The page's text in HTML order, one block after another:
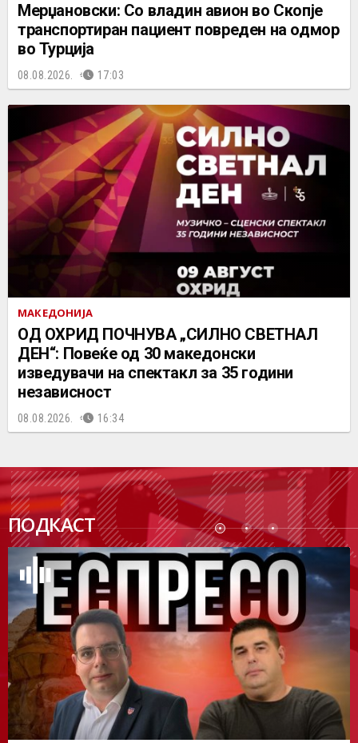
Мерџановски: Со владин авион во Скопје
транспортиран пациент повреден на одмор
во Турција
08.08.2026. 17:03
МАКЕДОНИЈА
ОД ОХРИД ПОЧНУВА „СИЛНО СВЕТНАЛ
ДЕН“: Повеќе од 30 македонски
изведувачи на спектакл за 35 години
независност
08.08.2026. 16:34
ПОДКАСТ
ПОДК
АСТ